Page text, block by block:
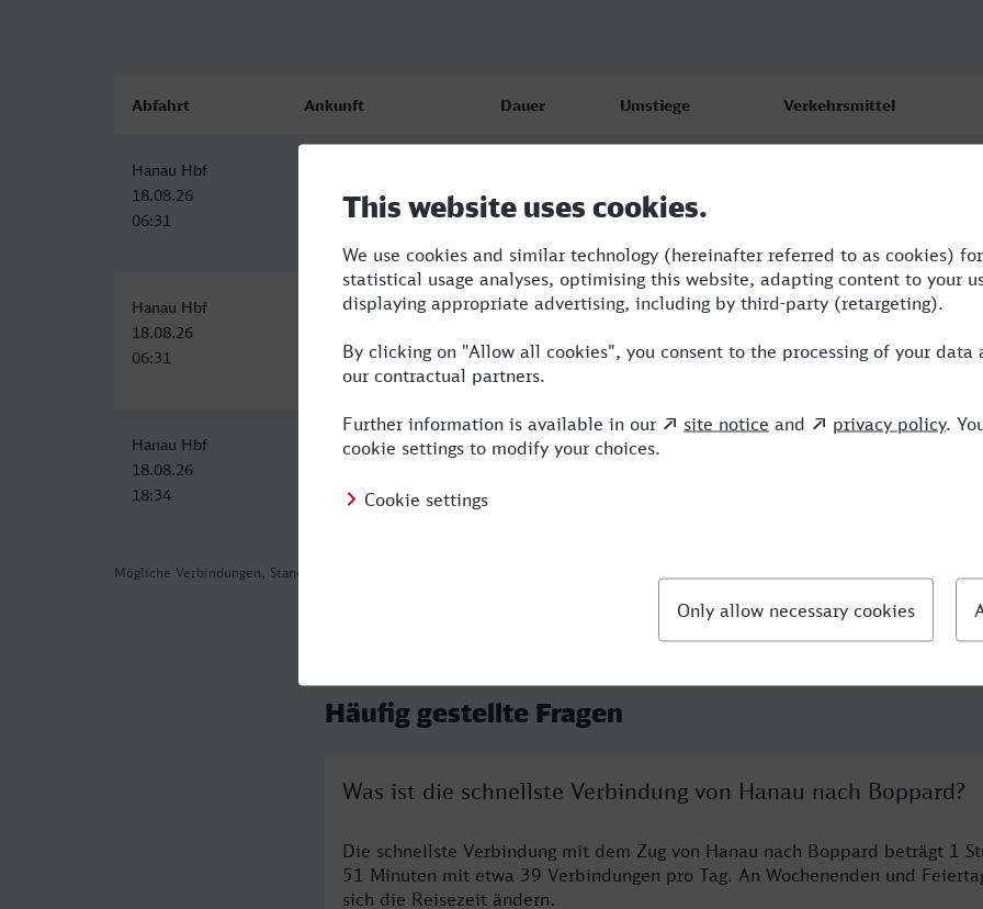
Mögliche Verbindungen, Stand: 2026-08-04 12:00
Abfahrt Ankunft Dauer Umstiege Verkehrsmittel
Hanau Hbf
18.08.26
06:31
18.08.26
Hanau Hbf
18.08.26
06:31
Boppard Hbf
1:51 1 RE
Hanau Hbf
18.08.26
18:34
Boppard Hbf
2:05 1
Häufig gestellte Fragen
Was ist die schnellste Verbindung von Hanau nach Boppard?
Die schnellste Verbindung mit dem Zug von Hanau nach Boppard beträgt 1
51 Minuten mit etwa 39 Verbindungen pro Tag. An Wochenenden und
sich die Reisezeit ändern.